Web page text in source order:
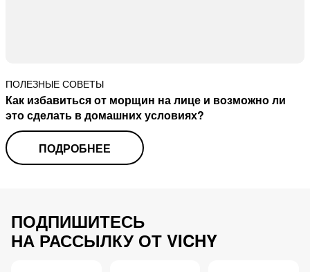
ПОЛЕЗНЫЕ СОВЕТЫ
Как избавиться от морщин на лице и возможно ли
это сделать в домашних условиях?
ПОДРОБНЕЕ
ПОДПИШИТЕСЬ
НА РАССЫЛКУ ОТ VICHY